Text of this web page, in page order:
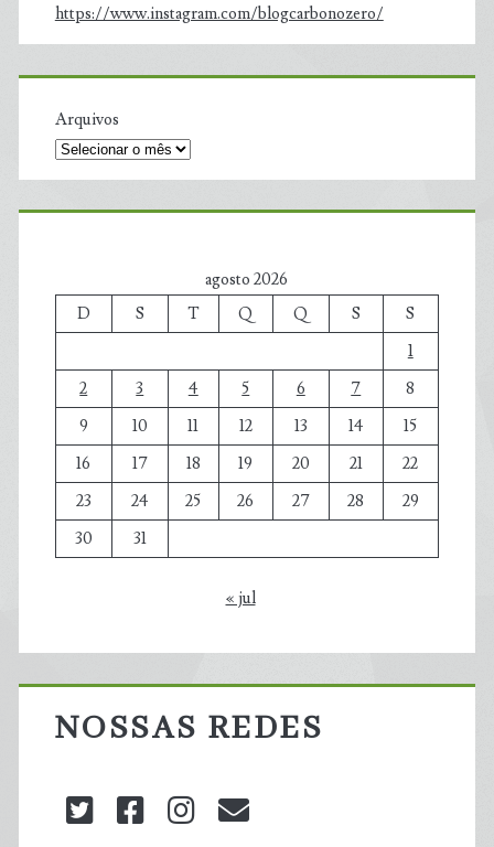
https://www.instagram.com/blogcarbonozero/
Arquivos
agosto 2026
D
S T Q Q S
S
1
2
3 4 5 6 7
8
9
10 11 12 13 14
15
16
17 18 19 20 21
22
23
24 25 26 27 28
29
30
31
« jul
NOSSAS REDES
twitterfacebookinstagram